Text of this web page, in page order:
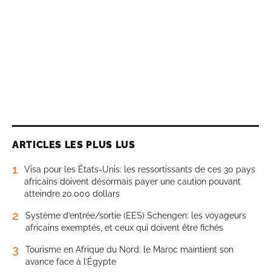
ARTICLES LES PLUS LUS
1
Visa pour les États-Unis: les ressortissants de ces 30 pays
africains doivent désormais payer une caution pouvant
atteindre 20.000 dollars
2
Système d’entrée/sortie (EES) Schengen: les voyageurs
africains exemptés, et ceux qui doivent être fichés
3
Tourisme en Afrique du Nord: le Maroc maintient son
avance face à l’Égypte